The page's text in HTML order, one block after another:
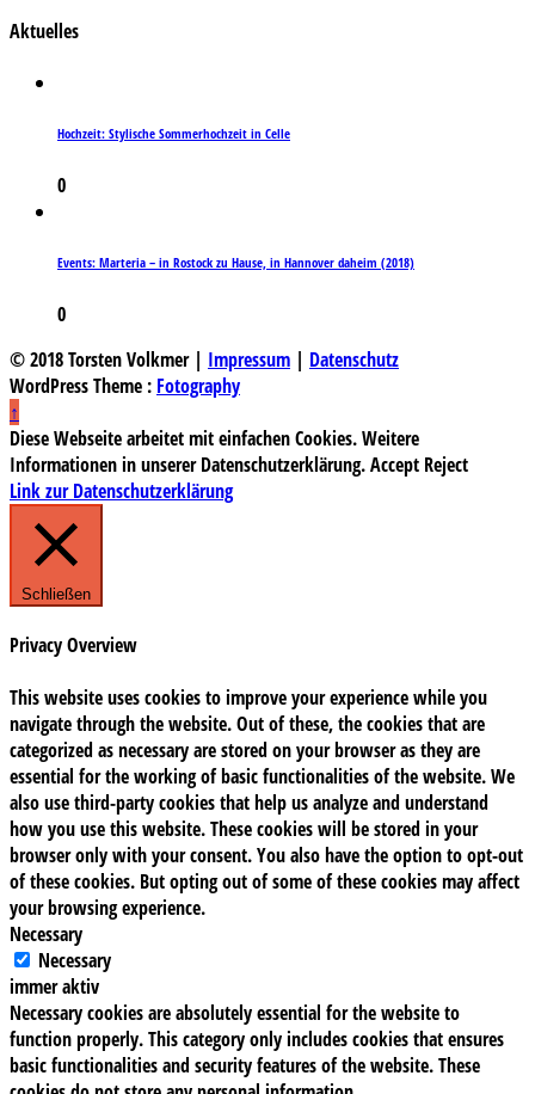
Aktuelles
Hochzeit: Stylische Sommerhochzeit in Celle
0
Events: Marteria – in Rostock zu Hause, in Hannover daheim (2018)
0
© 2018 Torsten Volkmer | Impressum | Datenschutz
WordPress Theme : Fotography
↑
Diese Webseite arbeitet mit einfachen Cookies. Weitere
Informationen in unserer Datenschutzerklärung.Accept Reject
Link zur Datenschutzerklärung
Schließen
Privacy Overview
This website uses cookies to improve your experience while you
navigate through the website. Out of these, the cookies that are
categorized as necessary are stored on your browser as they are
essential for the working of basic functionalities of the website. We
also use third-party cookies that help us analyze and understand
how you use this website. These cookies will be stored in your
browser only with your consent. You also have the option to opt-out
of these cookies. But opting out of some of these cookies may affect
your browsing experience.
Necessary
Necessary
immer aktiv
Necessary cookies are absolutely essential for the website to
function properly. This category only includes cookies that ensures
basic functionalities and security features of the website. These